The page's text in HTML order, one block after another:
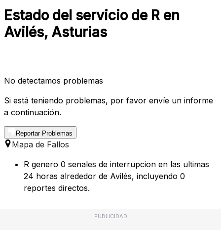
Estado del servicio de R en
Avilés, Asturias
No detectamos problemas
Si está teniendo problemas, por favor envíe un informe
a continuación.
Reportar Problemas
Mapa de Fallos
R genero 0 senales de interrupcion en las ultimas
24 horas alrededor de Avilés, incluyendo 0
reportes directos.
PUBLICIDAD